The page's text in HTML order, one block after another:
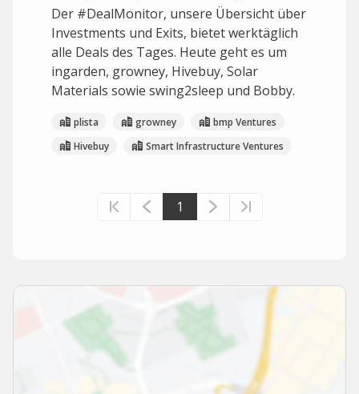
Der #DealMonitor, unsere Übersicht über
Investments und Exits, bietet werktäglich
alle Deals des Tages. Heute geht es um
ingarden, growney, Hivebuy, Solar
Materials sowie swing2sleep und Bobby.
plista growney
bmp Ventures
Hivebuy
Smart Infrastructure Ventures
1